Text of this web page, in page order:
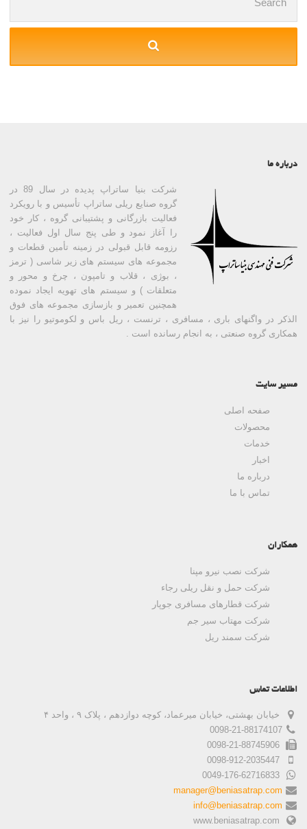
for:
درباره ما
شرکت بنیا ساتراپ پدیده در سال 89 در
گروه صنایع ریلی ساتراپ تأسیس و با رویکرد
فعالیت بازرگانی و پشتیبانی گروه ، کار خود
را آغاز نمود و طی پنج سال اول فعالیت ،
رزومه قابل قبولی در زمینه تأمین قطعات و
مجموعه های سیستم های زیر شاسی ( ترمز
، بوژی ، قلاب و تامپون ، چرخ و محور و
متعلقات ) و سیستم های تهویه ایجاد نموده
همچنین تعمیر و بازسازی مجموعه های فوق
الذکر در واگنهای باری ، مسافری ، ترنست ، ریل باس و لکوموتیو را نیز با
همکاری گروه صنعتی ، به انجام رسانده است .
مسیر سایت
صفحه اصلی
محصولات
خدمات
اخبار
درباره ما
تماس با ما
همکاران
شرکت نصب نیرو مپنا
شرکت حمل و نقل ریلی رجاء
شرکت قطارهای مسافری جوپار
شرکت مهتاب سیر جم
شرکت سمند ریل
اطلاعات تماس
خیابان بهشتی، خیابان میرعماد، کوچه دوازدهم ، پلاک ۹ ، واحد ۴
0098-21-88174107
manager@beniasatrap.com
info@beniasatrap.com